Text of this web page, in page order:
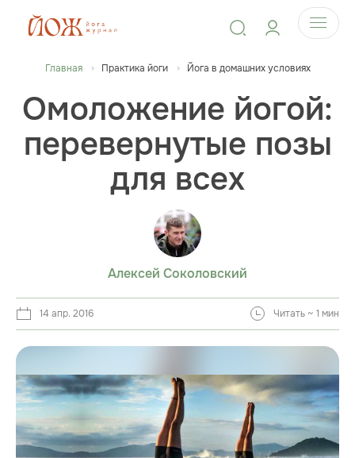
Главная Практика йоги Йога в домашних условиях
Омоложение йогой:
перевернутые позы
для всех
Алексей Соколовский
14 апр. 2016 Читать ~ 1 мин